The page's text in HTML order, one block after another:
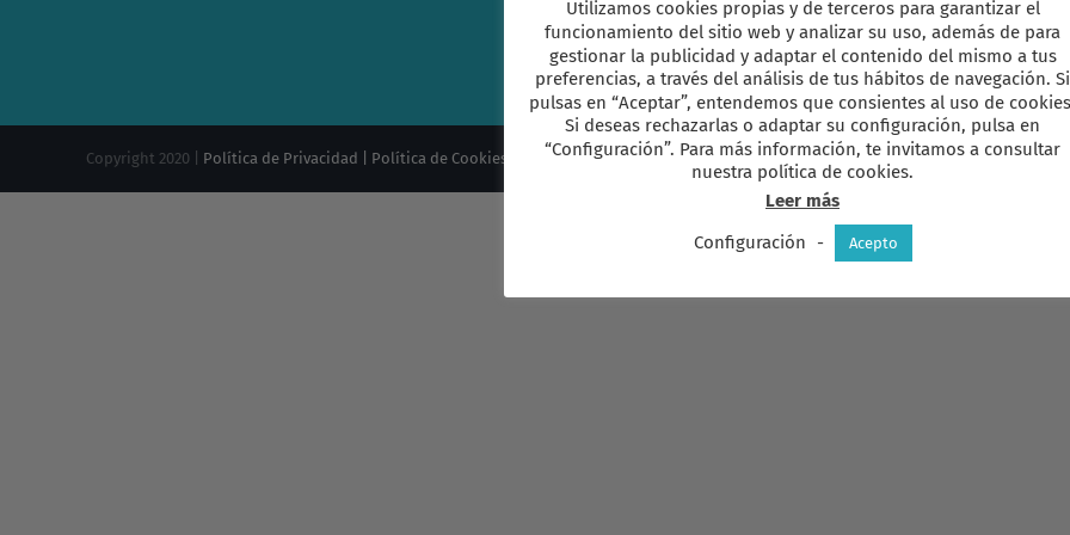
Copyright 2020 | Política de Privacidad | Política de Cookies
Utilizamos cookies propias y de terceros para garantizar el
funcionamiento del sitio web y analizar su uso, además de para
gestionar la publicidad y adaptar el contenido del mismo a tus
preferencias, a través del análisis de tus hábitos de navegación. Si
pulsas en “Aceptar”, entendemos que consientes al uso de
Si deseas rechazarlas o adaptar su configuración, pulsa en
“Configuración”. Para más información, te invitamos a consultar
nuestra política de cookies.
Leer más
Configuración
- Acepto